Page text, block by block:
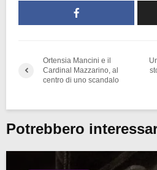
Ortensia Mancini e il
Cardinal Mazzarino, al
centro di uno scandalo
Potrebbero